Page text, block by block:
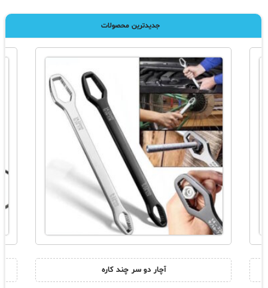
جدیدترین محصولات
آچار دو سر چند کاره